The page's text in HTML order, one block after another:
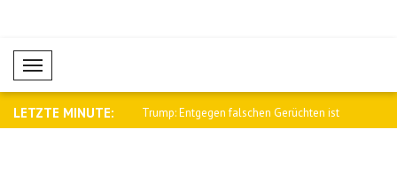
Mobil Menü
LETZTE MINUTE:
falschen Gerüchten ist Al-Scharaa empfing den britischen